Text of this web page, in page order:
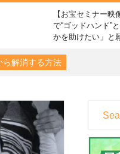
【お宝セミナー
で“ゴッドハンド”
かを助けたい」と
ら解消する方法